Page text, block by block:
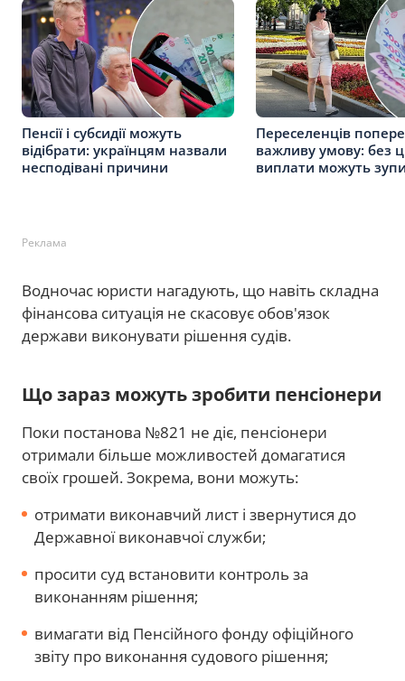
Пенсії і субсидії можуть
відібрати: українцям назвали
несподівані причини
Переселенців
важливу умову: без
виплати можуть
Реклама
Водночас юристи нагадують, що навіть складна
фінансова ситуація не скасовує обов'язок
держави виконувати рішення судів.
Що зараз можуть зробити пенсіонери
Поки постанова №821 не діє, пенсіонери
отримали більше можливостей домагатися
своїх грошей. Зокрема, вони можуть:
отримати виконавчий лист і звернутися до
Державної виконавчої служби;
просити суд встановити контроль за
виконанням рішення;
вимагати від Пенсійного фонду офіційного
звіту про виконання судового рішення;